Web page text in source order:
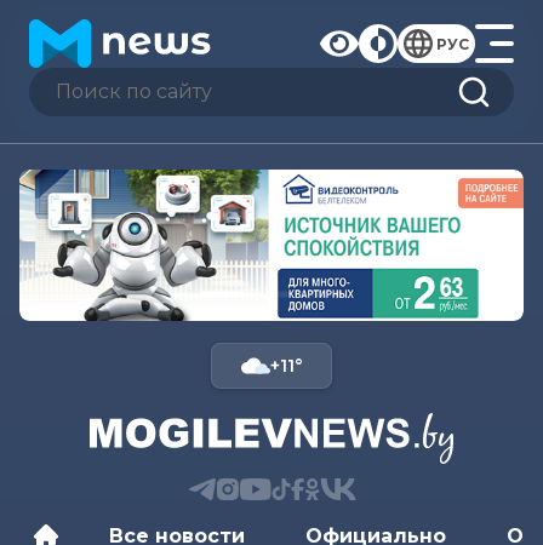
РУС
+11°
Все новости Официально